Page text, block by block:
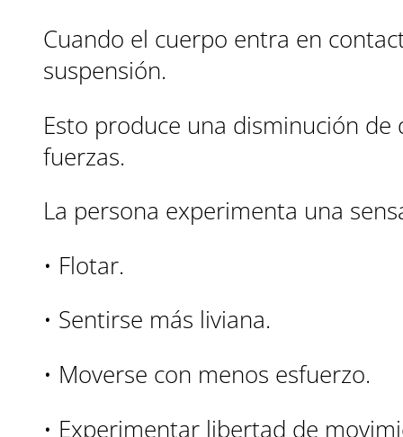
Cuando el cuerpo entra en
suspensión.
Esto produce una disminución
fuerzas.
La persona experimenta una
• Flotar.
• Sentirse más liviana.
• Moverse con menos esfuerzo.
• Experimentar libertad de